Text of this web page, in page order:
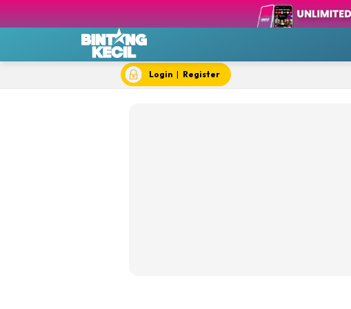
BK Games
BK Arena
Login| Register